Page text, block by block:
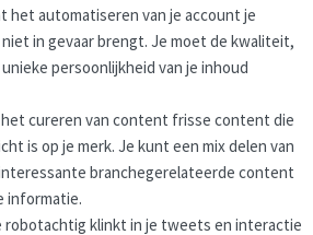
het automatiseren van je account je
in gevaar brengt. Je moet de kwaliteit,
persoonlijkheid van je inhoud
cureren van content frisse content die
is op je merk. Je kunt een mix delen van
branchegerelateerde content
informatie.
robotachtig klinkt in je tweets en interactie